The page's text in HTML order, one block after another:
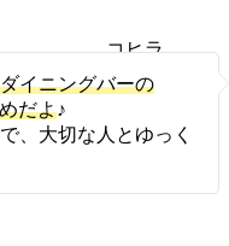
コヒラ
イニングバーの
だよ♪
、大切な人とゆっく